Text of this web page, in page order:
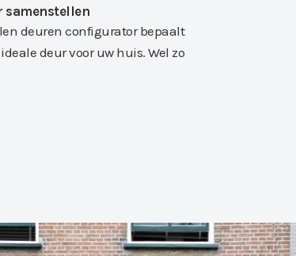
samenstellen
deuren configurator bepaalt
deur voor uw huis. Wel zo